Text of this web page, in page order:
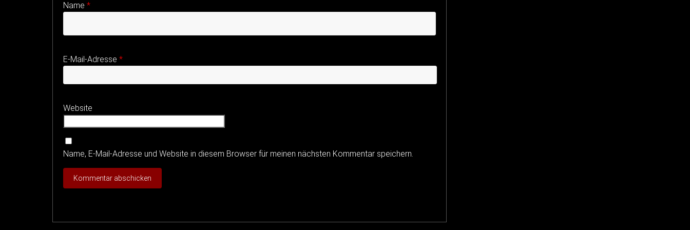
Name *
E-Mail-Adresse *
Website
Name, E-Mail-Adresse und Website in diesem Browser für meinen nächsten Kommentar speichern.